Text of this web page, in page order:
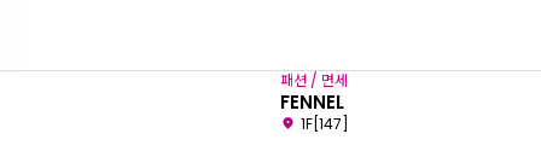
패션 / 면세
FENNEL
1F[147]